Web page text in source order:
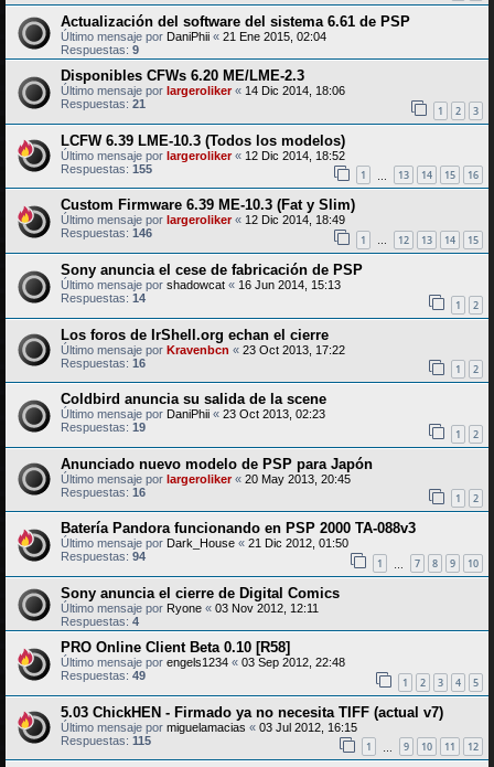
Actualización del software del sistema 6.61 de PSP
Último mensaje por DaniPhii « 21 Ene 2015, 02:04
Respuestas: 9
Disponibles CFWs 6.20 ME/LME-2.3
Último mensaje por largeroliker« 14 Dic 2014, 18:06
Respuestas: 21 1 2 3
LCFW 6.39 LME-10.3 (Todos los modelos)
Último mensaje por largeroliker« 12 Dic 2014, 18:52
Respuestas: 155 1 13 14 15 16
Custom Firmware 6.39 ME-10.3 (Fat y Slim)
Último mensaje por largeroliker« 12 Dic 2014, 18:49
Respuestas: 146 1 … 12 13 14 15
Sony anuncia el cese de fabricación de PSP
Último mensaje por shadowcat « 16 Jun 2014, 15:13
Respuestas: 14 1 2
Los foros de IrShell.org echan el cierre
Último mensaje por Kravenbcn « 23 Oct 2013, 17:22
Respuestas: 16 1 2
Coldbird anuncia su salida de la scene
Último mensaje por DaniPhii « 23 Oct 2013, 02:23
Respuestas: 19 1 2
Anunciado nuevo modelo de PSP para Japón
Último mensaje por largeroliker« 20 May 2013, 20:45
Respuestas: 16 1 2
Batería Pandora funcionando en PSP 2000 TA-088v3
Último mensaje por Dark_House « 21 Dic 2012, 01:50
Respuestas: 94 1 7 8 9 10
Sony anuncia el cierre de Digital Comics
Último mensaje por Ryone « 03 Nov 2012, 12:11
Respuestas: 4
PRO Online Client Beta 0.10 [R58]
Último mensaje por engels1234 « 03 Sep 2012, 22:48
Respuestas: 49 1 2 3 4 5
5.03 ChickHEN - Firmado ya no necesita TIFF (actual v7)
Último mensaje por miguelamacias « 03 Jul 2012, 16:15
Respuestas: 115 1 9 10 11 12